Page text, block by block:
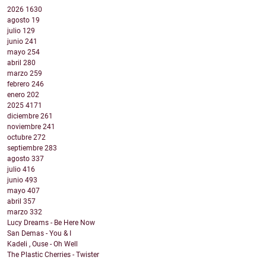
2026 1630
agosto 19
julio 129
junio 241
mayo 254
abril 280
marzo 259
febrero 246
enero 202
2025 4171
diciembre 261
noviembre 241
octubre 272
septiembre 283
agosto 337
julio 416
junio 493
mayo 407
abril 357
marzo 332
Lucy Dreams - Be Here Now
San Demas - You & I
Kadeli , Ouse - Oh Well
The Plastic Cherries - Twister